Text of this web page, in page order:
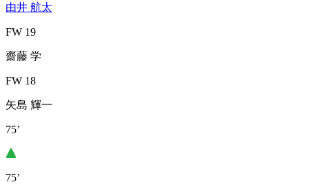
由井 航太
FW 19
齋藤 学
FW 18
矢島 輝一
75’
75’